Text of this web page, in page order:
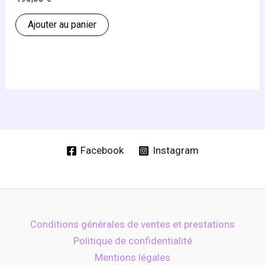
Ajouter au panier
Facebook Instagram
Conditions générales de ventes et prestations
Politique de confidentialité
Mentions légales